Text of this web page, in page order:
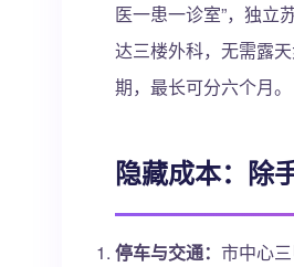
医一患一诊室”，独立
达三楼外科，无需露
期，最长可分六个月。
隐藏成本：除
停车与交通： 市中心